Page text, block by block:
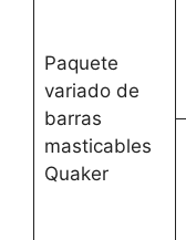
Paquete
variado de
barras
masticables
Quaker